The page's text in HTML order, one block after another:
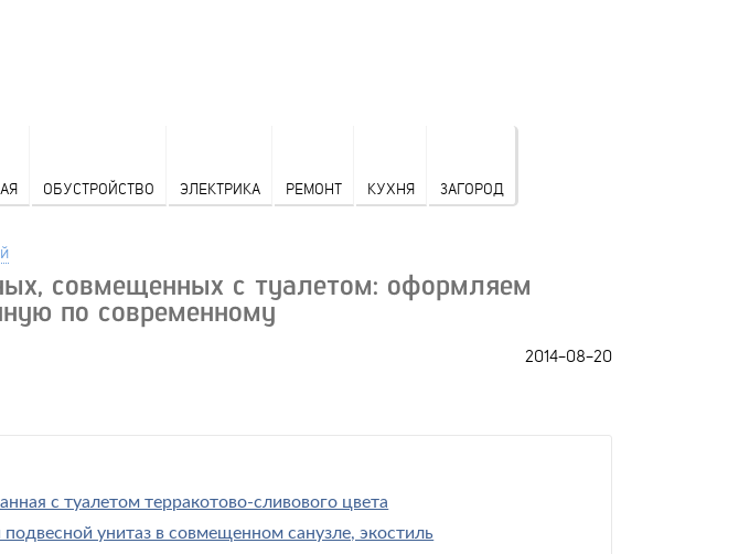
ОБУСТРОЙСТВО ЭЛЕКТРИКА РЕМОНТ КУХНЯ ЗАГОРОД
совмещенных с туалетом: оформляем
по современному
2014-08-20
с туалетом терракотово-сливового цвета
подвесной унитаз в совмещенном санузле, экостиль